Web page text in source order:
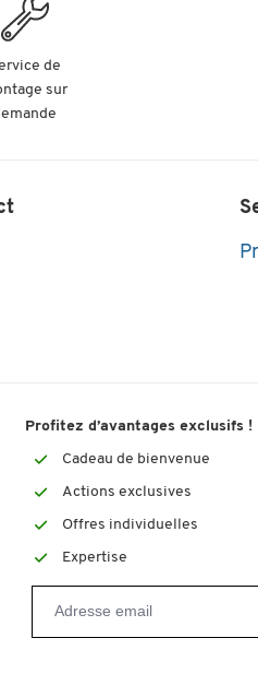
de
sur
Profitez d’avantages exclusifs !
Cadeau de bienvenue
Actions exclusives
Offres individuelles
Expertise